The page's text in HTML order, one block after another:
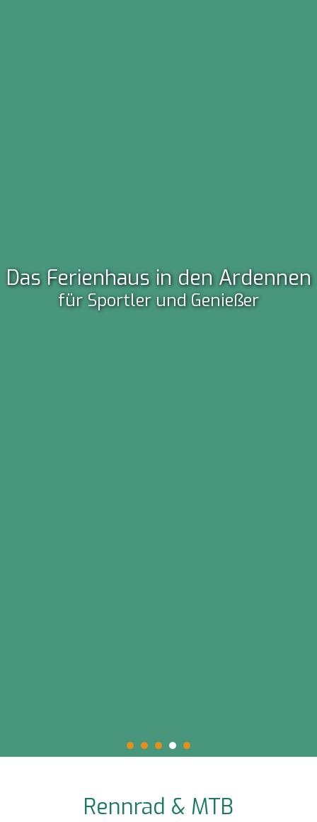
Das Ferienhaus in den Ardennen
für Sportler und Genießer
Fühlen Sie sich wie Zuhause!
Die ideale Gruppenunterkunft in den
Ardennen
Rennrad & MTB